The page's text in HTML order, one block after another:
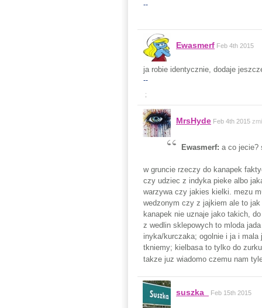
--
Ewasmerf Feb 4th 2015
ja robie identycznie, dodaje
--
;
MrsHyde Feb 4th 2015
Ewasmerf: a co jecie?
w gruncie rzeczy do kanapek
czy udziec z indyka pieke albo
warzywa czy jakies kielki. mezu
wedzonym czy z jajkiem ale to
kanapek nie uznaje jako takich,
z wedlin sklepowych to mloda
inyka/kurczaka; ogolnie i ja i
tkniemy; kielbasa to tylko do
takze juz wiadomo czemu nam
suszka_ Feb 15th 2015